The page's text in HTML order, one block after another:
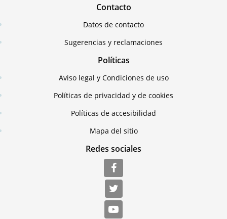
Contacto
Datos de contacto
Sugerencias y reclamaciones
Políticas
Aviso legal y Condiciones de uso
Políticas de privacidad y de cookies
Políticas de accesibilidad
Mapa del sitio
Redes sociales